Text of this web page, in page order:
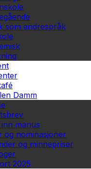
som andrespråk
Damm
manus
og nominasjoner
og minnepriser
2025